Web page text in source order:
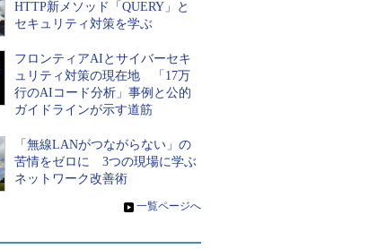
HTTP新メソッド「QUERY」と
セキュリティ対策を学ぶ
フロンティアAIとサイバーセキ
ュリティ対策の現在地 「17万
行のAIコード分析」事例と公的
ガイドラインが示す道筋
「無線LANがつながらない」の
苦情をゼロに 3つの現場に学ぶ
ネットワーク改善術
» 一覧ページへ